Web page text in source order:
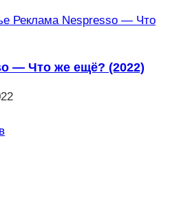
— Что же ещё? (2022)